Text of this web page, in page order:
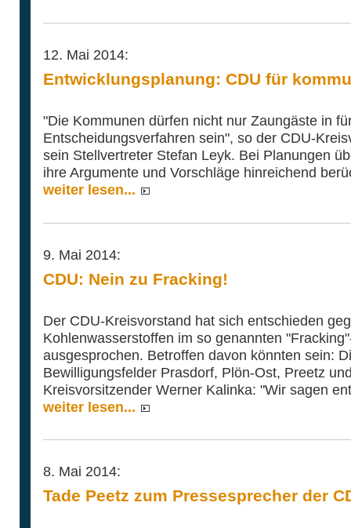
12. Mai 2014:
Entwicklungsplanung: CDU für
"Die Kommunen dürfen nicht nur Zaungäste in
Entscheidungsverfahren sein", so der CDU-
sein Stellvertreter Stefan Leyk. Bei Planungen
ihre Argumente und Vorschläge hinreichend
weiter lesen...
9. Mai 2014:
CDU: Nein zu Fracking!
Der CDU-Kreisvorstand hat sich entschieden
Kohlenwasserstoffen im so genannten
ausgesprochen. Betroffen davon könnten sein:
Bewilligungsfelder Prasdorf, Plön-Ost, Preetz
Kreisvorsitzender Werner Kalinka: "Wir sagen
weiter lesen...
8. Mai 2014:
Tade Peetz zum Pressesprecher der